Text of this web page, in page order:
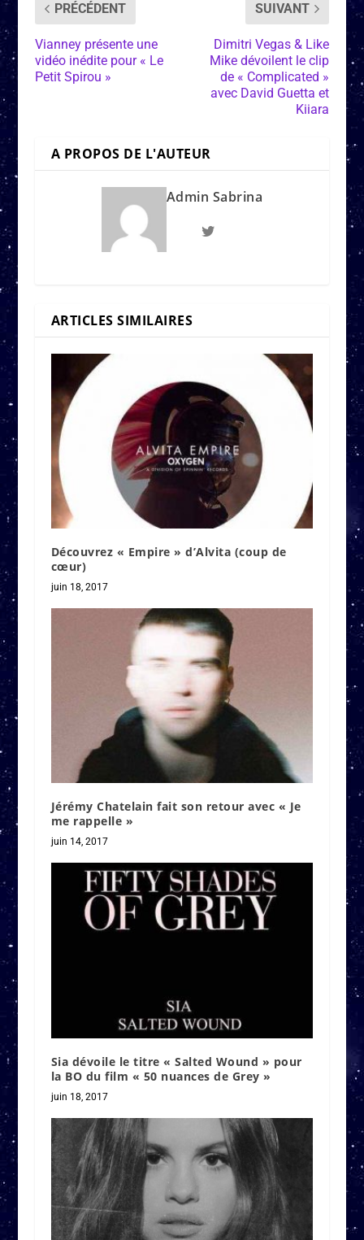
PRÉCÉDENT
Vianney présente une
vidéo inédite pour « Le
Petit Spirou »
SUIVANT
Dimitri Vegas & Like
Mike dévoilent le clip
de « Complicated »
avec David Guetta et
Kiiara
A PROPOS DE L'AUTEUR
Admin Sabrina
ARTICLES SIMILAIRES
Découvrez « Empire » d’Alvita (coup de
cœur)
juin 18, 2017
Jérémy Chatelain fait son retour avec « Je
me rappelle »
juin 14, 2017
Sia dévoile le titre « Salted Wound » pour
la BO du film « 50 nuances de Grey »
juin 18, 2017